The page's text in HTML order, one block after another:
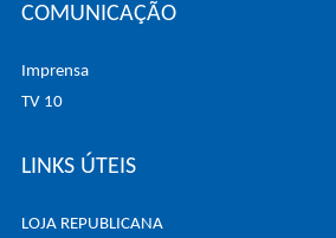
COMUNICAÇÃO
Imprensa
TV 10
LINKS ÚTEIS
LOJA REPUBLICANA